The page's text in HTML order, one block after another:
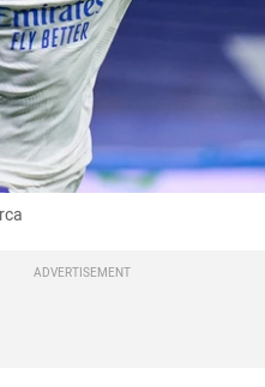
ADVERTISEMENT